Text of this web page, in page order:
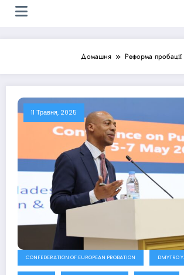
Домашня Реформа пробації
11 Травня, 2025
CONFEDERATION OF EUROPEAN PROBATION DMYTRO